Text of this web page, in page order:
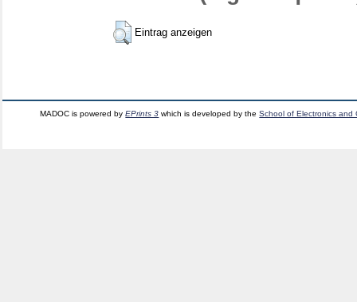
Eintrag anzeigen
MADOC is powered byEPrints 3 which is developed by theSchool of Electronics and